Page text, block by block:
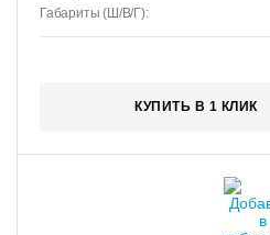
Габариты (Ш/В/Г):
КУПИТЬ В 1 КЛИК